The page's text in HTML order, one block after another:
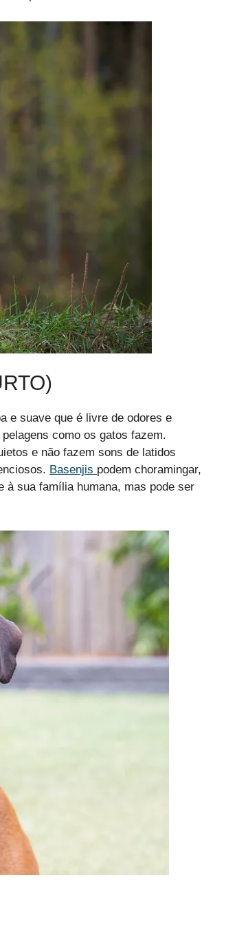
e suave que é livre de odores e
como os gatos fazem.
e não fazem sons de latidos
Basenjis podem choramingar,
à sua família humana, mas pode ser